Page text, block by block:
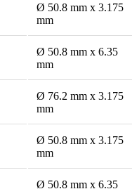
Ø 50.8 mm x 3.175
mm
Ø 50.8 mm x 6.35
mm
Ø 76.2 mm x 3.175
mm
Ø 50.8 mm x 3.175
mm
Ø 50.8 mm x 6.35